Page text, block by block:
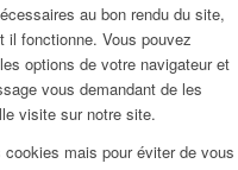
au bon rendu du site,
il fonctionne. Vous pouvez
options de votre navigateur et
vous demandant de les
visite sur notre site.
mais pour éviter de vous